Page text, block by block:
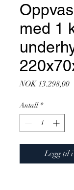
med 1
NOK 13.298,00
Antall *
Legg til